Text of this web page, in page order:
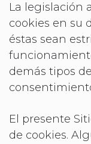
La legislación
cookies en su
éstas sean
demás tipos
El presente
de cookies.